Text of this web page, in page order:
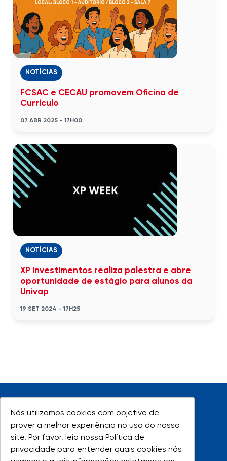
Nós utilizamos cookies com objetivo de
prover a melhor experiência no uso do nosso
site. Por favor, leia nossa Política de
privacidade para entender quais cookies nós
Nós utilizamos cookies com objetivo de
prover a melhor experiência no uso do nosso
site. Por favor, leia nossa Política de
privacidade para entender quais cookies nós
NOTÍCIAS
FCSAC e CECAU promovem Oficina de
Currículo
07 ABR 2025 - 17H00
NOTÍCIAS
XP Investimentos realiza palestra e abre
oportunidade de estágio para alunos da
Univap
19 SET 2024 - 17H25
UNIVAP - Todos os direitos reservados